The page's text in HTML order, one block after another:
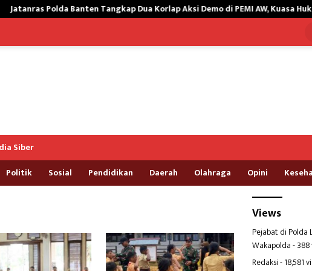
Banten Tangkap Dua Korlap Aksi Demo di PEMI AW, Kuasa Hukum Minta
Siber
Politik Sosial Pendidikan Daerah Olahraga Opini
Views
Pejabat di Polda
Wakapolda-
Redaksi- 18,581